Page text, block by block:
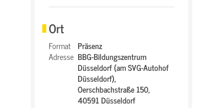
Ort
Format Präsenz
Adresse BBG-Bildungszentrum
Düsseldorf (am SVG-Autohof
Düsseldorf),
Oerschbachstraße 150,
40591 Düsseldorf